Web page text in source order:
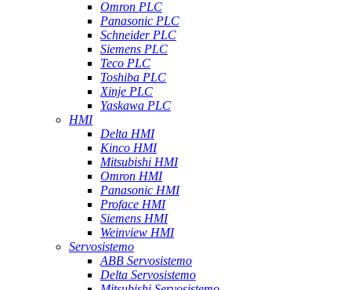
Omron PLC
Panasonic PLC
Schneider PLC
Siemens PLC
Teco PLC
Toshiba PLC
Xinje PLC
Yaskawa PLC
HMI
Delta HMI
Kinco HMI
Mitsubishi HMI
Omron HMI
Panasonic HMI
Proface HMI
Siemens HMI
Weinview HMI
Servosistemo
ABB Servosistemo
Delta Servosistemo